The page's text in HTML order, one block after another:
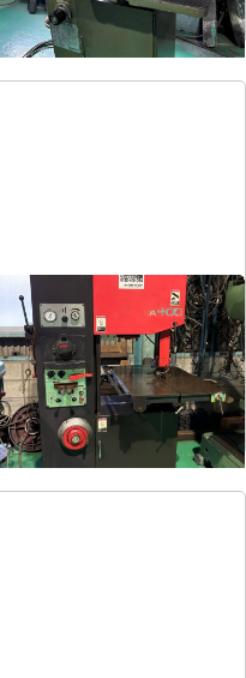
年 式
コンターマシン
メーカー アマダ
形 式VA-400
年 式1990